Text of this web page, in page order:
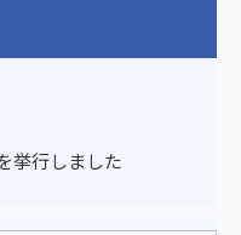
挙行しました